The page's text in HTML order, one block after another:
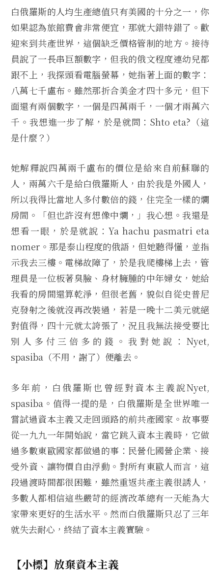
白俄羅斯的人均生產總值只有美國的十分之一，你
如果認為旅館費會非常便宜，那就大錯特錯了。歡
迎來到共產世界，這個缺乏價格管制的地方。接待
員說了一長串巨額數字，但我的俄文程度連幼兒都
跟不上，我探頭看電腦螢幕，她指著上面的數字：
八萬七千盧布。雖然那折合美金才四十多元，但下
面還有兩個數字，一個是四萬兩千，一個才兩萬六
千。我想進一步了解，於是就問：Shto eta?（這
是什麼？）
她解釋說四萬兩千盧布的價位是給來自前蘇聯的
人，兩萬六千是給白俄羅斯人，由於我是外國人，
所以我得比當地人多付數倍的錢，住完全一樣的爛
房間。「但也許沒有想像中爛，」我心想。我還是
想看一眼，於是就說：Ya hachu pasmatri eta
nomer。那是泰山程度的俄語，但她聽得懂，並指
示我去三樓。電梯故障了，於是我爬樓梯上去，管
理員是一位板著臭臉、身材臃腫的中年婦女，她給
我看的房間還算乾淨，但很老舊，貌似自從史普尼
克發射之後就沒再改裝過，若是一晚十二美元就絕
對值得，四十元就太誇張了，況且我無法接受要比
別人多付三倍多的錢。我對她說：Nyet,
spasiba（不用，謝了）便離去。
多年前，白俄羅斯也曾經對資本主義說Nyet,
spasiba。值得一提的是，白俄羅斯是全世界唯一
嘗試過資本主義又走回頭路的前共產國家。故事要
從一九九一年開始說，當它跳入資本主義時，它做
過多數東歐國家都做過的事：民營化國營企業、接
受外資、讓物價自由浮動。對所有東歐人而言，這
段過渡時間都很困難，雖然重返共產主義很誘人，
多數人都相信這些嚴苛的經濟改革總有一天能為大
家帶來更好的生活水平。然而白俄羅斯只忍了三年
就失去耐心，終結了資本主義實驗。
【小標】放棄資本主義